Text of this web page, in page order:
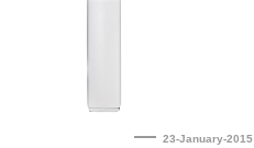
— 23-January-2015